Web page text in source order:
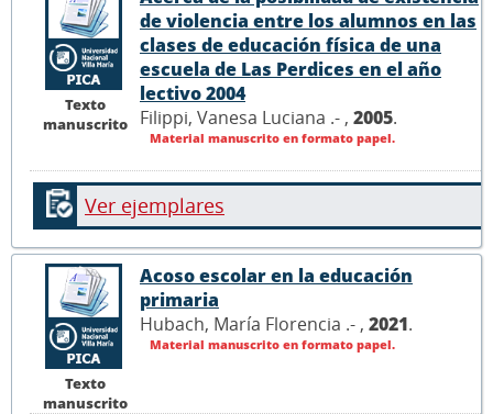
Texto
manuscrito
de violencia entre los alumnos en las
clases de educación física de una
escuela de Las Perdices en el año
lectivo 2004
Filippi, Vanesa Luciana .- , 2005.
Material manuscrito en formato papel.
Ver ejemplares
Texto
manuscrito
Acoso escolar en la educación
primaria
Hubach, María Florencia .- , 2021.
Material manuscrito en formato papel.